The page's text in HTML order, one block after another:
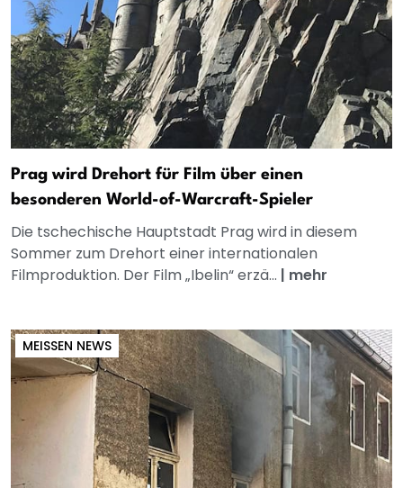
Prag wird Drehort für Film über einen
besonderen World-of-Warcraft-Spieler
Die tschechische Hauptstadt Prag wird in diesem
Sommer zum Drehort einer internationalen
Filmproduktion. Der Film „Ibelin“ erzä... | mehr
MEISSEN NEWS